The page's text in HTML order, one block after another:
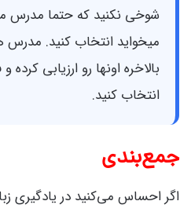
شوخی نکنید که حتما
میخواید انتخاب کنید. مدرس
بالاخره اونها رو ارزیابی کرده
انتخاب کنید.
جمع‌بندی
اگر احساس می‌کنید در یادگیری